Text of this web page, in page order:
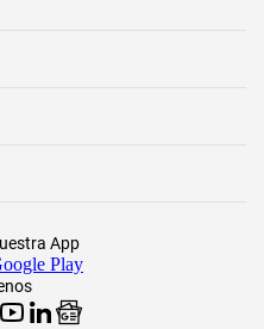
App
Play